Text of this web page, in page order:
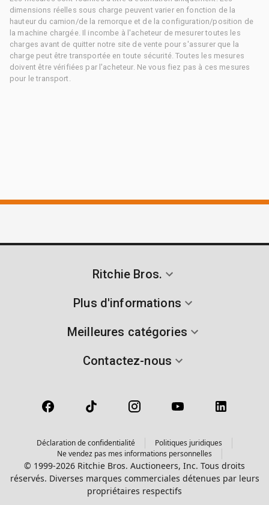
dimensions réelles sous charge peuvent varier en fonction de la
hauteur du camion/de la remorque et de la configuration/position de
la machine chargée. Il incombe à l'acheteur de mesurer toutes les
charges avant de quitter notre site de vente pour s'assurer que la
charge peut être transportée en toute sécurité. Toutes les mesures
doivent être vérifiées par l'acheteur. Ne vous fiez pas à ces mesures
pour le transport.
Ritchie Bros.
Plus d'informations
Meilleures catégories
Contactez-nous
Déclaration de confidentialité
Politiques juridiques
Ne vendez pas mes informations personnelles
© 1999-2026 Ritchie Bros. Auctioneers, Inc. Tous droits
réservés. Diverses marques commerciales détenues par leurs
propriétaires respectifs